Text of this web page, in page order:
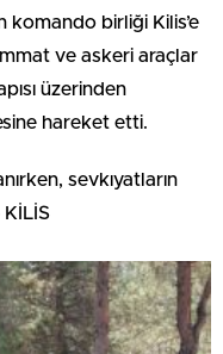
birliği Kilis’e
ve askeri araçlar
üzerinden
hareket etti.
sevkıyatların